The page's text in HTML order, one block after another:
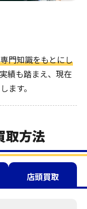
門知識をもとにし
績も踏まえ、現在
ます。
方法
店頭買取